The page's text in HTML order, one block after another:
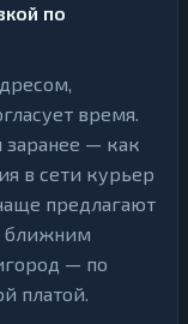
по
время.
заранее — как
в сети курьер
предлагают
ближним
— по
платой.